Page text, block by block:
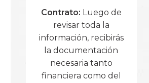
Contrato: Luego de
revisar toda la
información, recibirás
la documentación
necesaria tanto
financiera como del